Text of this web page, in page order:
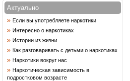
Актуально
» Если вы употребляете наркотики
» Интересно о наркотиках
» Истории из жизни
» Как разговаривать с детьми о наркотиках
» Наркотики вокруг нас
» Наркотическая зависимость в
подростковом возрасте